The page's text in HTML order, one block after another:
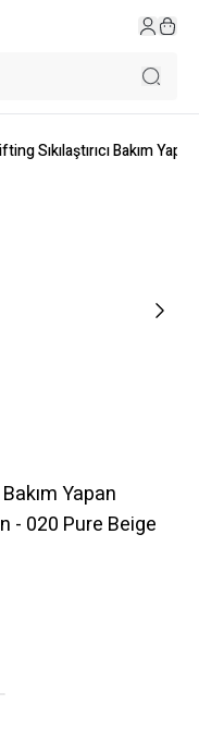
Sıkılaştırıcı Bakım
Yapan
- 020 Pure Beige